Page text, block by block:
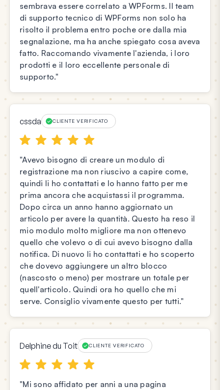
sembrava essere correlato a WPForms. Il team
di supporto tecnico di WPForms non solo ha
risolto il problema entro poche ore dalla mia
segnalazione, ma ha anche spiegato cosa aveva
fatto. Raccomando vivamente l'azienda, i loro
prodotti e il loro eccellente personale di
supporto."
cssda CLIENTE VERIFICATO
"Avevo bisogno di creare un modulo di
registrazione ma non riuscivo a capire come,
quindi li ho contattati e lo hanno fatto per me
prima ancora che acquistassi il programma.
Dopo circa un anno hanno aggiornato un
articolo per avere la quantità. Questo ha reso il
mio modulo molto migliore ma non ottenevo
quello che volevo o di cui avevo bisogno dalla
notifica. Di nuovo li ho contattati e ho scoperto
che dovevo aggiungere un altro blocco
(nascosto o meno) per mostrare un totale per
quell'articolo. Quindi ora ho quello che mi
serve. Consiglio vivamente questo per tutti."
Delphine du Toit CLIENTE VERIFICATO
"Mi sono affidato per anni a una pagina